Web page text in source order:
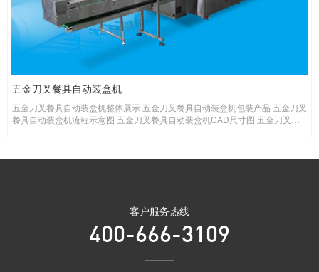
手机钢化膜插盒挂构贴标自动装盒机
五金刀具自动插盒装盒贴标机整体展示 五金刀具自动插盒装盒贴标机参数 机器
型号：LY200-2-660ZY 电源功率：Ac220v 50HZ 插盒0.75KW（粘盒
客户服务热线
400-666-3109